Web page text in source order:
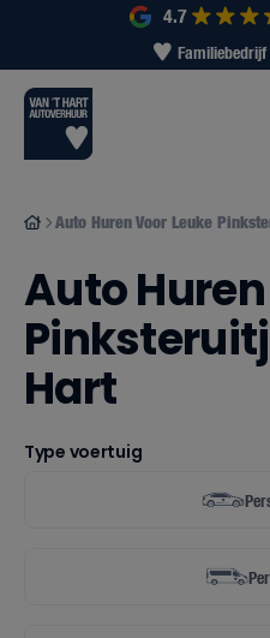
4.7
Wagenpark
Auto Huren Voor Leuke
Auto
Hart
Type voertuig